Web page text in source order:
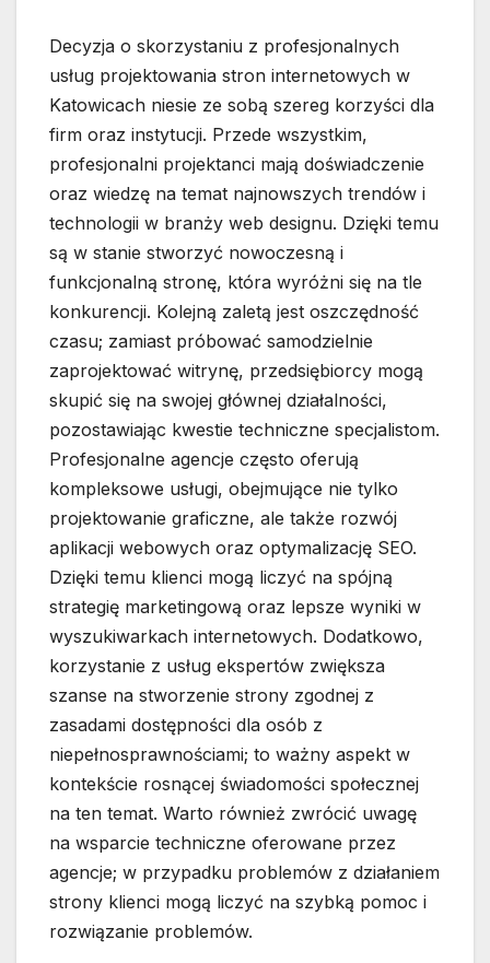
Decyzja o skorzystaniu z profesjonalnych
usług projektowania stron internetowych w
Katowicach niesie ze sobą szereg korzyści dla
firm oraz instytucji. Przede wszystkim,
profesjonalni projektanci mają doświadczenie
oraz wiedzę na temat najnowszych trendów i
technologii w branży web designu. Dzięki temu
są w stanie stworzyć nowoczesną i
funkcjonalną stronę, która wyróżni się na tle
konkurencji. Kolejną zaletą jest oszczędność
czasu; zamiast próbować samodzielnie
zaprojektować witrynę, przedsiębiorcy mogą
skupić się na swojej głównej działalności,
pozostawiając kwestie techniczne specjalistom.
Profesjonalne agencje często oferują
kompleksowe usługi, obejmujące nie tylko
projektowanie graficzne, ale także rozwój
aplikacji webowych oraz optymalizację SEO.
Dzięki temu klienci mogą liczyć na spójną
strategię marketingową oraz lepsze wyniki w
wyszukiwarkach internetowych. Dodatkowo,
korzystanie z usług ekspertów zwiększa
szanse na stworzenie strony zgodnej z
zasadami dostępności dla osób z
niepełnosprawnościami; to ważny aspekt w
kontekście rosnącej świadomości społecznej
na ten temat. Warto również zwrócić uwagę
na wsparcie techniczne oferowane przez
agencje; w przypadku problemów z działaniem
strony klienci mogą liczyć na szybką pomoc i
rozwiązanie problemów.